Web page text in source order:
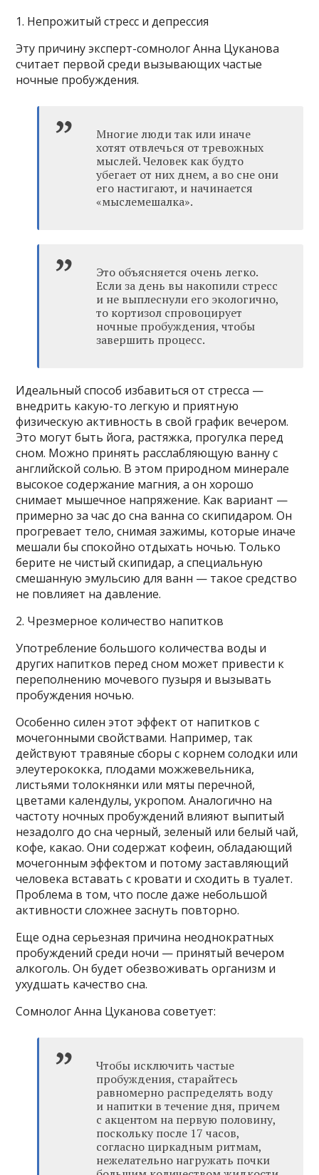
1. Непрожитый стресс и депрессия
Эту причину эксперт-сомнолог Анна Цуканова
считает первой среди вызывающих частые
ночные пробуждения.
Многие люди так или иначе
хотят отвлечься от тревожных
мыслей. Человек как будто
убегает от них днем, а во сне они
его настигают, и начинается
«мыслемешалка».
Это объясняется очень легко.
Если за день вы накопили стресс
и не выплеснули его экологично,
то кортизол спровоцирует
ночные пробуждения, чтобы
завершить процесс.
Идеальный способ избавиться от стресса —
внедрить какую-то легкую и приятную
физическую активность в свой график вечером.
Это могут быть йога, растяжка, прогулка перед
сном. Можно принять расслабляющую ванну с
английской солью. В этом природном минерале
высокое содержание магния, а он хорошо
снимает мышечное напряжение. Как вариант —
примерно за час до сна ванна со скипидаром. Он
прогревает тело, снимая зажимы, которые иначе
мешали бы спокойно отдыхать ночью. Только
берите не чистый скипидар, а специальную
смешанную эмульсию для ванн — такое средство
не повлияет на давление.
2. Чрезмерное количество напитков
Употребление большого количества воды и
других напитков перед сном может привести к
переполнению мочевого пузыря и вызывать
пробуждения ночью.
Особенно силен этот эффект от напитков с
мочегонными свойствами. Например, так
действуют травяные сборы с корнем солодки или
элеутерококка, плодами можжевельника,
листьями толокнянки или мяты перечной,
цветами календулы, укропом. Аналогично на
частоту ночных пробуждений влияют выпитый
незадолго до сна черный, зеленый или белый чай,
кофе, какао. Они содержат кофеин, обладающий
мочегонным эффектом и потому заставляющий
человека вставать с кровати и сходить в туалет.
Проблема в том, что после даже небольшой
активности сложнее заснуть повторно.
Еще одна серьезная причина неоднократных
пробуждений среди ночи — принятый вечером
алкоголь. Он будет обезвоживать организм и
ухудшать качество сна.
Сомнолог Анна Цуканова советует:
Чтобы исключить частые
пробуждения, старайтесь
равномерно распределять воду
и напитки в течение дня, причем
с акцентом на первую половину,
поскольку после 17 часов,
согласно циркадным ритмам,
нежелательно нагружать почки